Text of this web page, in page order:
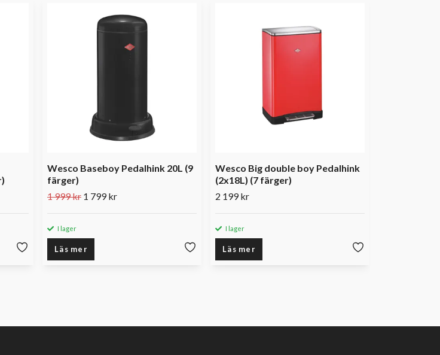
Wesco Baseboy Pedalhink 20L (9
färger)
1 999 kr 1 799 kr
I lager
Läs mer
Wesco Big double boy Pedalhink
(2x18L) (7 färger)
2 199 kr
I lager
Läs mer